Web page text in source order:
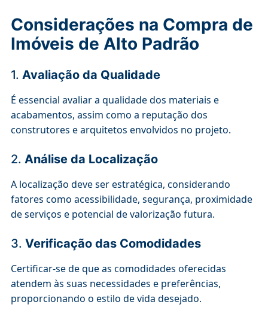
Considerações na Compra de
Imóveis de Alto Padrão
1. Avaliação da Qualidade
É essencial avaliar a qualidade dos materiais e
acabamentos, assim como a reputação dos
construtores e arquitetos envolvidos no projeto.
2. Análise da Localização
A localização deve ser estratégica, considerando
fatores como acessibilidade, segurança, proximidade
de serviços e potencial de valorização futura.
3. Verificação das Comodidades
Certificar-se de que as comodidades oferecidas
atendem às suas necessidades e preferências,
proporcionando o estilo de vida desejado.